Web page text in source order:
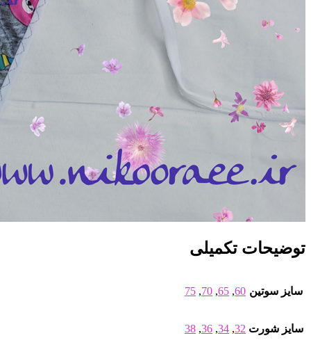
توضیحات تکمیلی
سایز سوتین 60
,
65
,
70
,
75
سایز شورت 32
,
34
,
36
,
38